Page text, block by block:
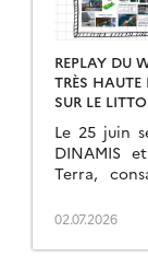
REPLAY DU
TRÈS
SUR LE
Le 25 juin
DINAMIS
Terra,
02.07.2026